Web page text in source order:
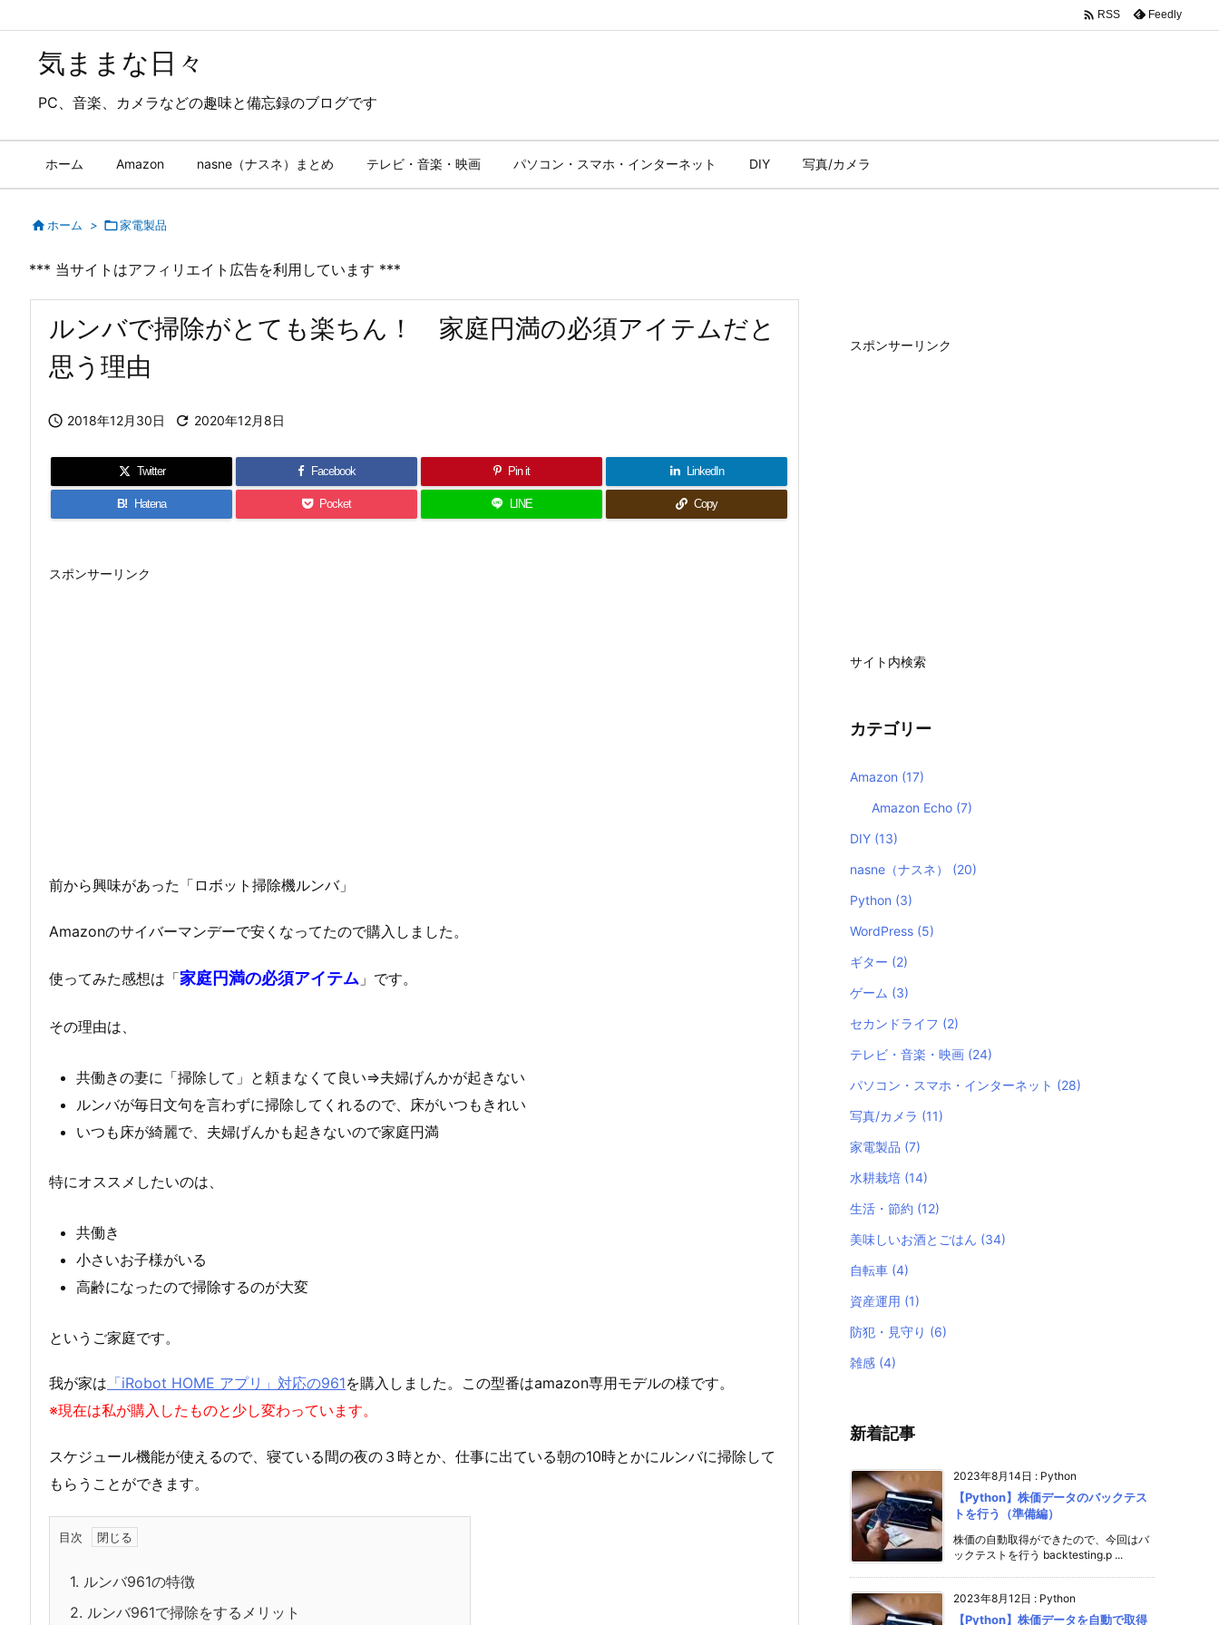
気ままな日々
PC、音楽、カメラなどの趣味と備忘録のブログです
ホーム Amazon nasne（ナスネ）まとめ テレビ・音楽・映画 パソコン・スマホ・インターネット DIY 写真/カメラ
 RSS Feedly
ホーム > 家電製品
*** 当サイトはアフィリエイト広告を利用しています ***
ルンバで掃除がとても楽ちん！ 家庭円満の必須アイテムだと
思う理由
 2018年12月30日  2020年12月8日
Twitter Facebook Pin it LinkedIn
B! Hatena Pocket LINE Copy
スポンサーリンク
前から興味があった「ロボット掃除機ルンバ」
Amazonのサイバーマンデーで安くなってたので購入しました。
使ってみた感想は「家庭円満の必須アイテム 」です。
その理由は、
共働きの妻に「掃除して」と頼まなくて良い⇒夫婦げんかが起きない
ルンバが毎日文句を言わずに掃除してくれるので、床がいつもきれい
いつも床が綺麗で、夫婦げんかも起きないので家庭円満
特にオススメしたいのは、
共働き
小さいお子様がいる
高齢になったので掃除するのが大変
というご家庭です。
我が家は 「iRobot HOME アプリ」対応の961を購入しました。この型番はamazon専用モデルの様です。
※現在は私が購入したものと少し変わっています。
スケジュール機能が使えるので、寝ている間の夜の３時とか、仕事に出ている朝の10時とかにルンバに掃除して
もらうことができます。
目次
1. ルンバ961の特徴
2. ルンバ961で掃除をするメリット
スポンサーリンク
サイト内検索
カテゴリー
Amazon (17)
Amazon Echo (7)
DIY (13)
nasne（ナスネ） (20)
Python (3)
WordPress (5)
ギター (2)
ゲーム (3)
セカンドライフ (2)
テレビ・音楽・映画 (24)
パソコン・スマホ・インターネット (28)
写真/カメラ (11)
家電製品 (7)
水耕栽培 (14)
生活・節約 (12)
美味しいお酒とごはん (34)
自転車 (4)
資産運用 (1)
防犯・見守り (6)
雑感 (4)
新着記事
2023年8月14日 : Python
【Python】株価データのバックテス
トを行う（準備編）
株価の自動取得ができたので、今回はバ
ックテストを行う backtesting.p ...
2023年8月12日 : Python
【Python】株価データを自動で取得